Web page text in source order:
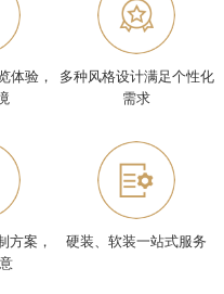
体验，
多种风格设计满足个性化
需求
方案，
硬装、软装一站式服务